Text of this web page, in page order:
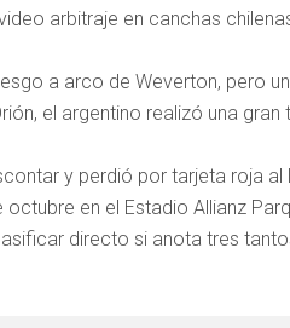
arbitraje en canchas
a arco de Weverton, pero
el argentino realizó una gran
y perdió por tarjeta roja al
en el Estadio Allianz
directo si anota tres